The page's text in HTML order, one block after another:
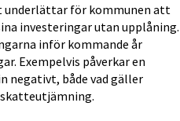
underlättar för kommunen att
investeringar utan upplåning.
inför kommande år
Exempelvis påverkar en
negativt, både vad gäller